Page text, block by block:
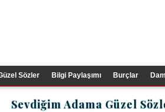
Sözler Bilgi Paylaşımı Burçlar
Sevdiğim Adama Güzel